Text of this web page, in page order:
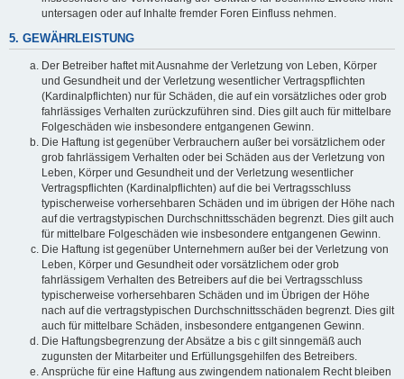
untersagen oder auf Inhalte fremder Foren Einfluss nehmen.
5. GEWÄHRLEISTUNG
Der Betreiber haftet mit Ausnahme der Verletzung von Leben, Körper
und Gesundheit und der Verletzung wesentlicher Vertragspflichten
(Kardinalpflichten) nur für Schäden, die auf ein vorsätzliches oder grob
fahrlässiges Verhalten zurückzuführen sind. Dies gilt auch für mittelbare
Folgeschäden wie insbesondere entgangenen Gewinn.
Die Haftung ist gegenüber Verbrauchern außer bei vorsätzlichem oder
grob fahrlässigem Verhalten oder bei Schäden aus der Verletzung von
Leben, Körper und Gesundheit und der Verletzung wesentlicher
Vertragspflichten (Kardinalpflichten) auf die bei Vertragsschluss
typischerweise vorhersehbaren Schäden und im übrigen der Höhe nach
auf die vertragstypischen Durchschnittsschäden begrenzt. Dies gilt auch
für mittelbare Folgeschäden wie insbesondere entgangenen Gewinn.
Die Haftung ist gegenüber Unternehmern außer bei der Verletzung von
Leben, Körper und Gesundheit oder vorsätzlichem oder grob
fahrlässigem Verhalten des Betreibers auf die bei Vertragsschluss
typischerweise vorhersehbaren Schäden und im Übrigen der Höhe
nach auf die vertragstypischen Durchschnittsschäden begrenzt. Dies gilt
auch für mittelbare Schäden, insbesondere entgangenen Gewinn.
Die Haftungsbegrenzung der Absätze a bis c gilt sinngemäß auch
zugunsten der Mitarbeiter und Erfüllungsgehilfen des Betreibers.
Ansprüche für eine Haftung aus zwingendem nationalem Recht bleiben